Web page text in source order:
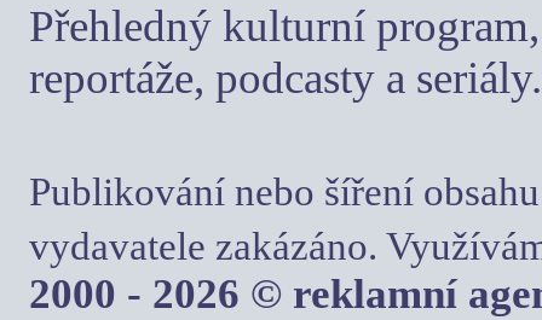
Přehledný kulturní
reportáže, podcasty a seriály.
Publikování nebo šíření
vydavatele zakázáno.
2000 - 2026 © reklamní